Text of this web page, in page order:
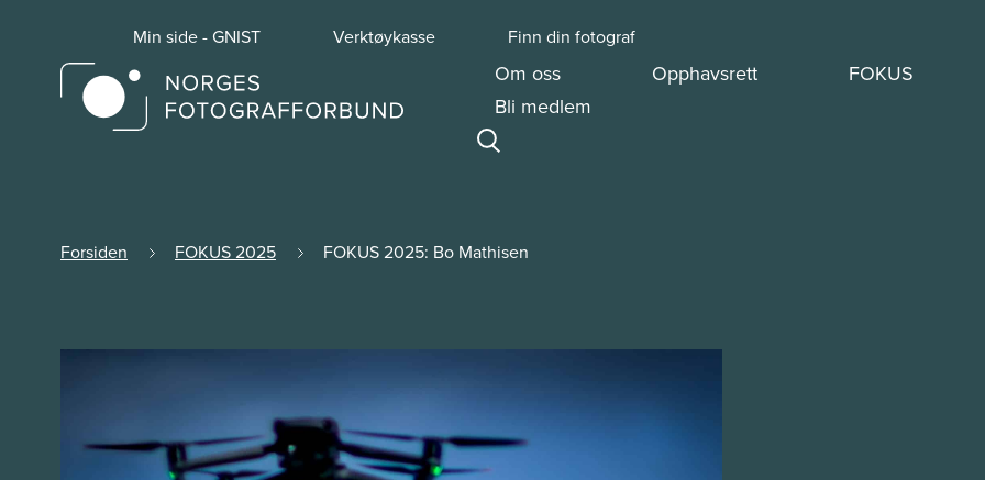
Min side - GNIST Verktøykasse Finn din fotograf
Om oss Opphavsrett FOKUS
Bli medlem
Forsiden FOKUS 2025 FOKUS 2025: Bo Mathisen